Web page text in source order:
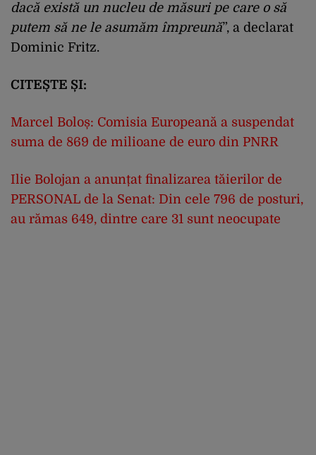
dacă există un nucleu de măsuri pe care o să
putem să ne le asumăm împreună”, a declarat
Dominic Fritz.
CITEȘTE ȘI:
Marcel Boloș: Comisia Europeană a suspendat
suma de 869 de milioane de euro din PNRR
Ilie Bolojan a anunțat finalizarea tăierilor de
PERSONAL de la Senat: Din cele 796 de posturi,
au rămas 649, dintre care 31 sunt neocupate